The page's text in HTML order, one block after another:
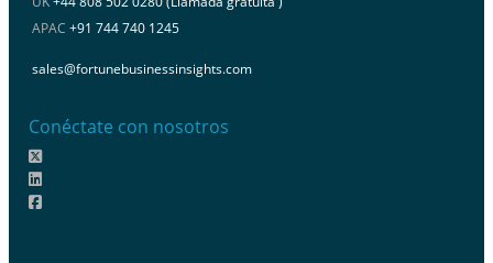
APAC +91 744 740 1245
sales@fortunebusinessinsights.com
Conéctate con nosotros